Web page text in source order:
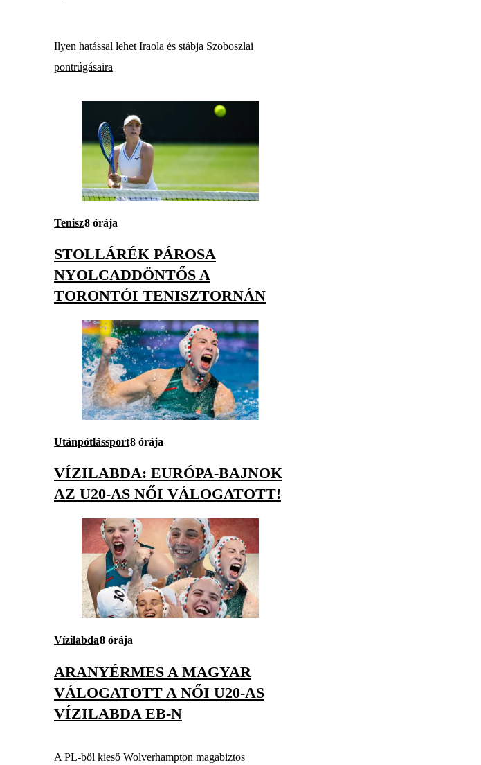
Ilyen hatással lehet Iraola és stábja Szoboszlai
pontrúgásaira
Tenisz8 órája
STOLLÁRÉK PÁROSA
NYOLCADDÖNTŐS A
TORONTÓI TENISZTORNÁN
Utánpótlássport8 órája
VÍZILABDA: EURÓPA-BAJNOK
AZ U20-AS NŐI VÁLOGATOTT!
Vízilabda8 órája
ARANYÉRMES A MAGYAR
VÁLOGATOTT A NŐI U20-AS
VÍZILABDA EB-N
A PL-ből kieső Wolverhampton magabiztos